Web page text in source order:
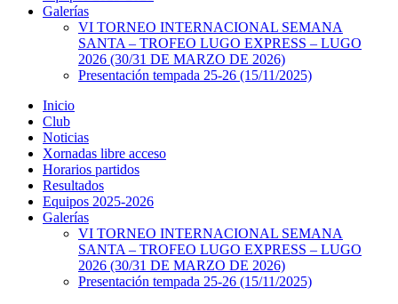
Galerías
VI TORNEO INTERNACIONAL SEMANA
SANTA – TROFEO LUGO EXPRESS – LUGO
2026 (30/31 DE MARZO DE 2026)
Presentación tempada 25-26 (15/11/2025)
Inicio
Club
Noticias
Xornadas libre acceso
Horarios partidos
Resultados
Equipos 2025-2026
Galerías
VI TORNEO INTERNACIONAL SEMANA
SANTA – TROFEO LUGO EXPRESS – LUGO
2026 (30/31 DE MARZO DE 2026)
Presentación tempada 25-26 (15/11/2025)